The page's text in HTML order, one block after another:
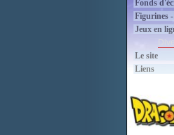
Fonds
Figurines
Jeux en
Le site
Liens